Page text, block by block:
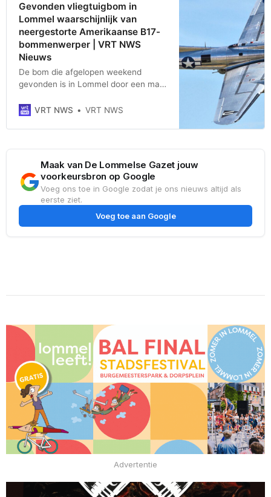
Gevonden vliegtuigbom in
Lommel waarschijnlijk van
neergestorte Amerikaanse B17-
bommenwerper | VRT NWS
Nieuws
De bom die afgelopen weekend
gevonden is in Lommel door een man
waarschijnlijk afkomstig van een
op weg was naar Duitsland. Het
jachtvliegtuigen.
VRT NWS VRT NWS
Maak van De Lommelse Gazet jouw
voorkeursbron op Google
Voeg ons toe in Google zodat je ons nieuws altijd als
eerste ziet.
Voeg toe aan Google
Advertentie